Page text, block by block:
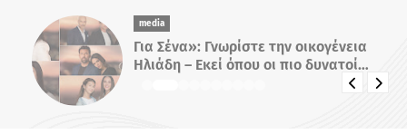
media
Για Σένα»: Γνωρίστε την οικογένεια
Ηλιάδη – Εκεί όπου οι πιο δυνατοί
δεσμοί δοκιμάζονται περισσότερο !